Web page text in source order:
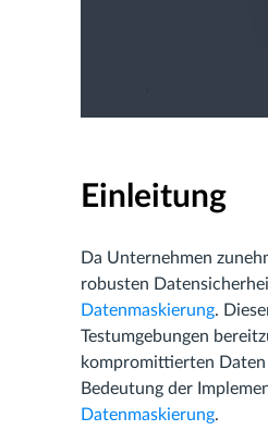
Einleitung
Da Unternehmen
robusten
Datenmaskierung.
Testumgebungen
kompromittierten
Bedeutung der
Datenmaskierung.